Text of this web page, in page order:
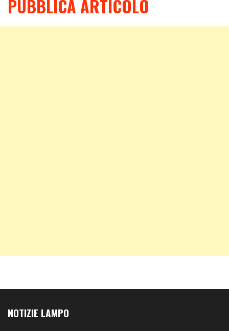
PUBBLICA ARTICOLO
NOTIZIE LAMPO